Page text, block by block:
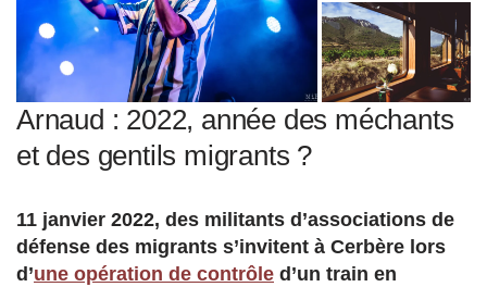
Arnaud : 2022, année des méchants
et des gentils migrants ?
11 janvier 2022, des militants d’associations de
défense des migrants s’invitent à Cerbère lors
d’une opération de contrôle d’un train en